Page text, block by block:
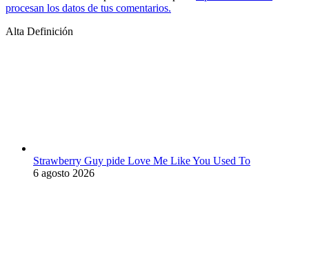
procesan los datos de tus comentarios.
Alta Definición
Strawberry Guy pide Love Me Like You Used To
6 agosto 2026